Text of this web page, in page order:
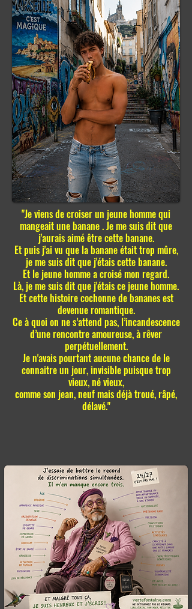
"Je viens de croiser un jeune homme qui
mangeait une banane . Je me suis dit que
j'aurais aimé être cette banane.
Et puis j'ai vu que la banane était trop mûre,
je me suis dit que j'étais cette banane.
Et le jeune homme a croisé mon regard.
Là, je me suis dit que j'étais ce jeune homme.
Et cette histoire cochonne de bananes est
devenue romantique.
Ce à quoi on ne s’attend pas, l’incandescence
d’une rencontre amoureuse, à rêver
perpétuellement.
​Je n'avais pourtant aucune chance de le
connaitre un jour, invisible puisque trop
vieux, né vieux,
comme son jean, neuf mais déjà troué, râpé,
délavé."